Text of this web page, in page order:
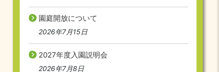
園庭開放について
2026年7月15日
2027年度入園説明会
2026年7月8日